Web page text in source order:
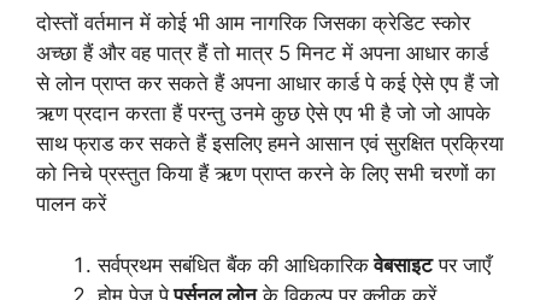
दोस्तों वर्तमान में कोई भी आम नागरिक जिसका क्रेडिट स्कोर
अच्छा हैं और वह पात्र हैं तो मात्र 5 मिनट में अपना आधार कार्ड
से लोन प्राप्त कर सकते हैं अपना आधार कार्ड पे कई ऐसे एप हैं जो
ऋण प्रदान करता हैं परन्तु उनमे कुछ ऐसे एप भी है जो जो आपके
साथ फ्राड कर सकते हैं इसलिए हमने आसान एवं सुरक्षित प्रक्रिया
को निचे प्रस्तुत किया हैं ऋण प्राप्त करने के लिए सभी चरणों का
पालन करें
सर्वप्रथम सबंधित बैंक की आधिकारिकवेबसाइटपर जाएँ
होम पेज पेपर्सनल लोनके विकल्प पर क्लीक करें